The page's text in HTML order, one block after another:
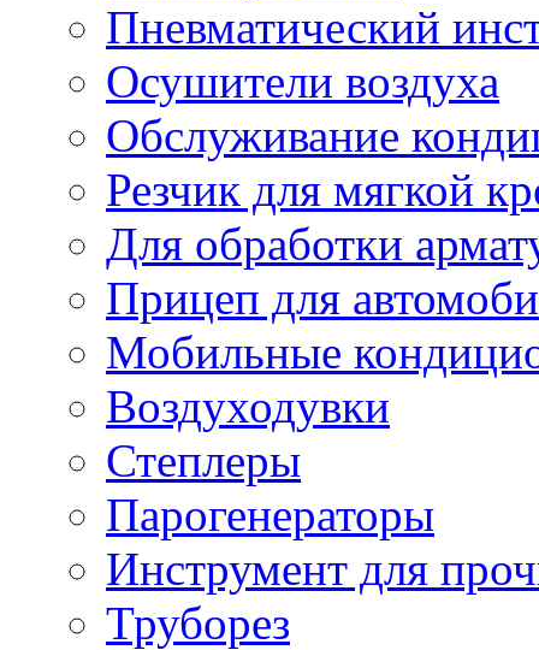
Пневматический
Осушители воздуха
Обслуживание
Резчик для мягкой
Для обработки
Прицеп для
Мобильные
Воздуходувки
Степлеры
Парогенераторы
Инструмент для
Труборез